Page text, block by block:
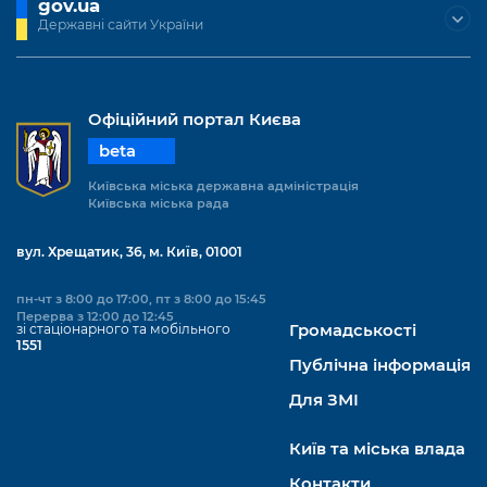
Підприємства, установи, організації
Kyiv International Relations
Гендерна політика
Безбар'єрність
Портал Захисників та Захисниць
Портал послуг
Міський застосунок Київ Цифровий
Важливе під час воєнного стану
Уряд» – місцевий рівень»
Важливе під час воєнного стану
Про відкриті дані
Публічні дашборди
gov.ua
Державні сайти України
Офіційний портал Києва
beta
Київська міська державна адміністрація
Київська міська рада
вул. Хрещатик, 36, м. Київ, 01001
пн-чт з 8:00 до 17:00, пт з 8:00 до 15:45
Перерва з 12:00 до 12:45
зі стаціонарного та мобільного
1551
Громадськості
Публічна інформація
Для ЗМІ
Київ та міська влада